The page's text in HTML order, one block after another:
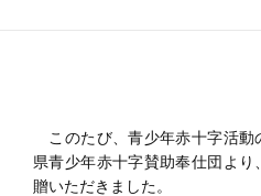
このたび、青少年赤十字活動
県青少年赤十字賛助奉仕団よ
贈いただきました。